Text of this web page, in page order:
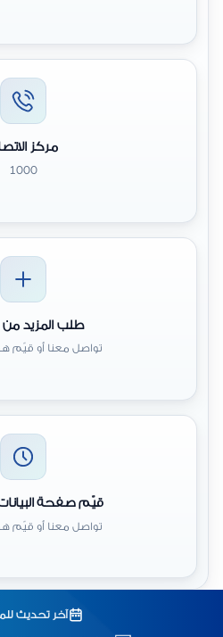
مركز
1000
طلب المزيد من
تواصل معنا أو قيّم
قيّم صفحة
تواصل معنا أو قيّم
آخر تحديث